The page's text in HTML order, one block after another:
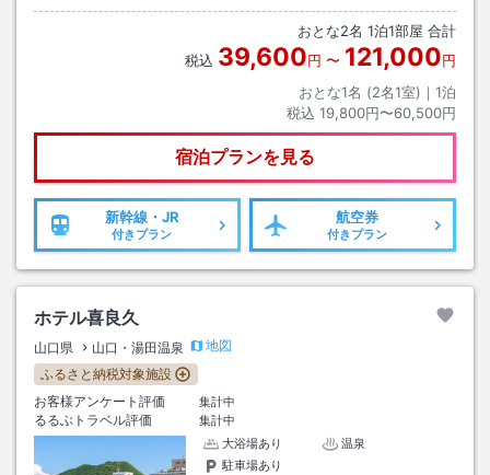
おとな2名 1泊1部屋 合計
税込 39,600円 〜 121,000円
おとな1名 (2名1室)｜ 1泊
税込 19,800円〜60,500円
宿泊プランを見る
新幹線・JR
付きプラン
航空券
付きプラン
ホテル喜良久
山口県 山口・湯田温泉
地図
ふるさと納税対象施設
お客様アンケート評価
集計中
るるぶトラベル評価
集計中
大浴場あり
温泉
駐車場あり